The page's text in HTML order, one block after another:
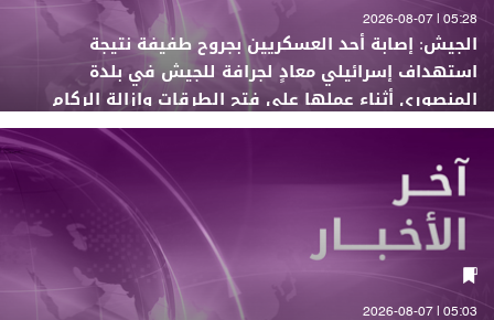
05:28 | 2026-08-07
الجيش: إصابة أحد العسكريين بجروح طفيفة نتيجة
استهداف إسرائيلي معادٍ لجرافة للجيش في بلدة
المنصوري أثناء عملها على فتح الطرقات وإزالة الركام
05:03 | 2026-08-07